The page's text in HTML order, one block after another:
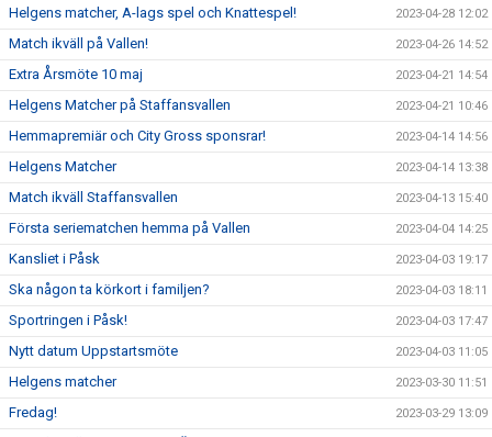
Helgens matcher, A-lags spel och Knattespel! 2023-04-28 12:02
Match ikväll på Vallen! 2023-04-26 14:52
Extra Årsmöte 10 maj 2023-04-21 14:54
Helgens Matcher på Staffansvallen 2023-04-21 10:46
Hemmapremiär och City Gross sponsrar! 2023-04-14 14:56
Helgens Matcher 2023-04-14 13:38
Match ikväll Staffansvallen 2023-04-13 15:40
Första seriematchen hemma på Vallen 2023-04-04 14:25
Kansliet i Påsk 2023-04-03 19:17
Ska någon ta körkort i familjen? 2023-04-03 18:11
Sportringen i Påsk! 2023-04-03 17:47
Nytt datum Uppstartsmöte 2023-04-03 11:05
Helgens matcher 2023-03-30 11:51
Fredag! 2023-03-29 13:09